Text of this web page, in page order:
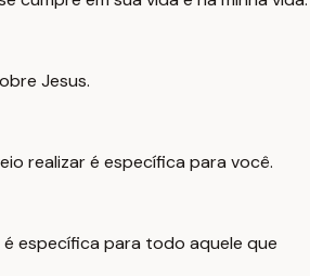
Jesus.
realizar é específica para você.
é específica para todo aquele que